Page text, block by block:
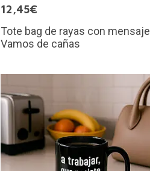
12,45€
Tote bag de rayas con mensaje
Vamos de cañas